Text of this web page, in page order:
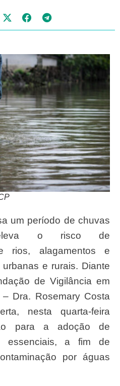
o risco de
rios, alagamentos e
e rurais. Diante
de Vigilância em
Dra. Rosemary Costa
nesta quarta-feira
para a adoção de
essenciais, a fim de
por águas